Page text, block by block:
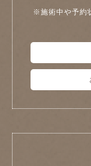
※施術中や予約